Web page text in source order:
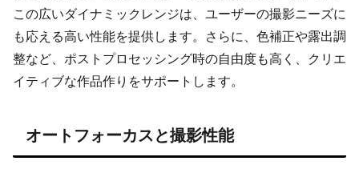
この広いダイナミックレンジは、ユーザーの撮影ニーズに
も応える高い性能を提供します。さらに、色補正や露出調
整など、ポストプロセッシング時の自由度も高く、クリエ
イティブな作品作りをサポートします。
オートフォーカスと撮影性能